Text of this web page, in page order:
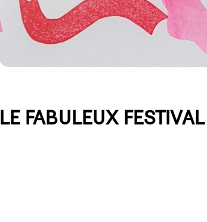
LE FABULEUX FESTIVAL